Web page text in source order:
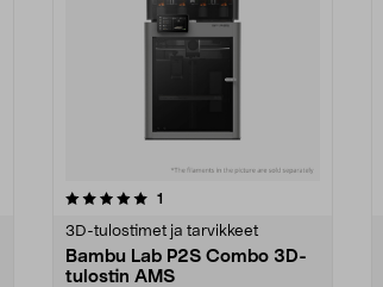
1
3D-tulostimet ja tarvikkeet
Bambu Lab P2S Combo 3D-
tulostin AMS
5.0 viidestä